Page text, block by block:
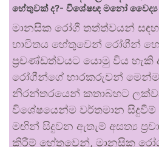
හේතුවක් ද?- විශේෂඥ මනෝ
මානසික රෝගී තත්ත්වයන්
භාවිතය හේතුවෙන් රෝගීන්
ප්‍රචණ්ඩත්වයට යොමු විය හැකි
රෝගීන්ගේ භාරකරුවන් මෙන්ම
නිරන්තරයෙන් කතාබහට
විශේෂයෙන්ම වර්තමාන
මඟින් සිදුවන ඇතැම් අසත්‍ය
කිරීම් හේතුවෙන්, මානසික රෝග